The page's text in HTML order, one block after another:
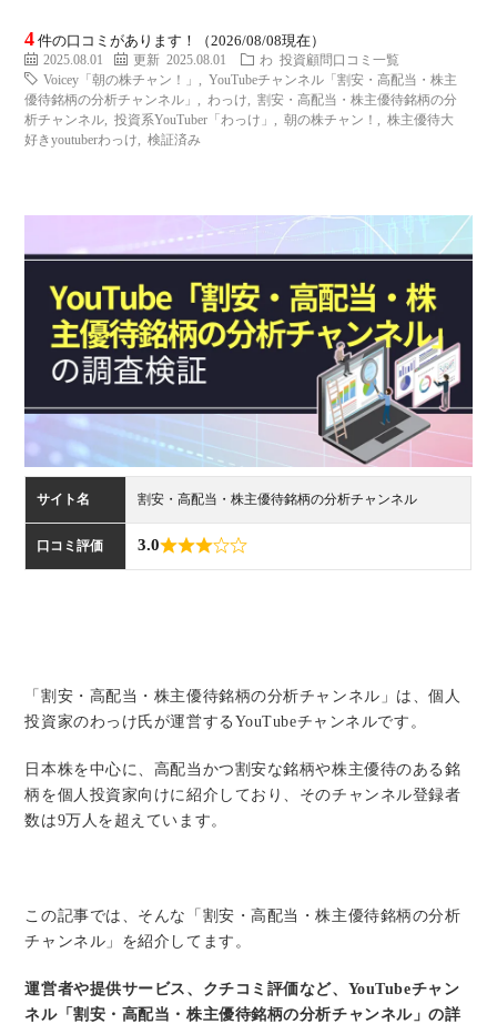
い
4 件の口コミがあります！（2026/08/08現在）
2025.08.01 更新 2025.08.01 わ 投資顧問口コミ一覧
Voicey「朝の株チャン！」
,YouTubeチャンネル「割安・高配当・株主
優待銘柄の分析チャンネル」
わっけ ,割安・高配当・株主優待銘柄の分
析チャンネル ,投資系YouTuber「わっけ」 ,朝の株チャン！ ,株主優待大
好きyoutuberわっけ
,検証済み
サイト名 割安・高配当・株主優待銘柄の分析チャンネル
口コミ評価 3.0
「割安・高配当・株主優待銘柄の分析チャンネル」は、個人
投資家のわっけ氏が運営するYouTubeチャンネルです。
日本株を中心に、高配当かつ割安な銘柄や株主優待のある銘
柄を個人投資家向けに紹介しており、そのチャンネル登録者
数は9万人を超えています。
この記事では、そんな「割安・高配当・株主優待銘柄の分析
チャンネル」を紹介してます。
運営者や提供サービス、クチコミ評価など、YouTubeチャン
ネル「割安・高配当・株主優待銘柄の分析チャンネル」の詳